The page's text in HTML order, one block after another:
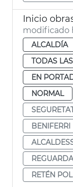
modificado
ALCALDÍA
TODAS
EN
NORMAL
BENIFERRI
RETÉN